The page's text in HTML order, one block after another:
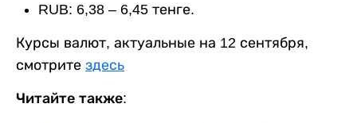
RUB: 6,38 – 6,45 тенге.
Курсы валют, актуальные на 12 сентября,
смотрите здесь
Читайте также: